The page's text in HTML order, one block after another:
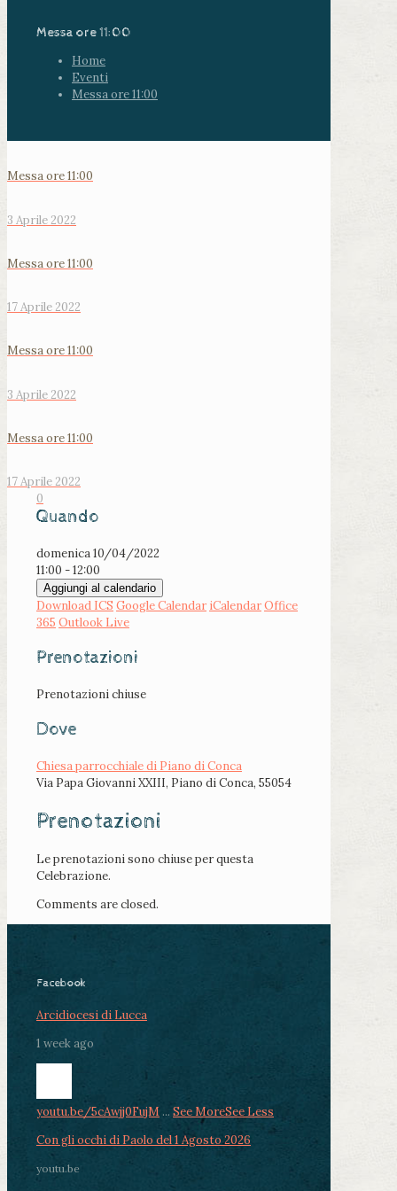
Messa ore 11:00
Home
Eventi
Messa ore 11:00
Messa ore 11:00
3 Aprile 2022
Messa ore 11:00
17 Aprile 2022
Messa ore 11:00
3 Aprile 2022
Messa ore 11:00
17 Aprile 2022
0
Quando
domenica 10/04/2022
11:00 - 12:00
Aggiungi al calendario
Download ICS Google Calendar iCalendarOffice
365 Outlook Live
Prenotazioni
Prenotazioni chiuse
Dove
Chiesa parrocchiale di Piano di Conca
Via Papa Giovanni XXIII, Piano di Conca, 55054
Prenotazioni
Le prenotazioni sono chiuse per questa
Celebrazione.
Comments are closed.
Facebook
Arcidiocesi di Lucca
1 week ago
youtu.be/5cAwjj0FujM ... See MoreSee Less
Con gli occhi di Paolo del 1 Agosto 2026
youtu.be